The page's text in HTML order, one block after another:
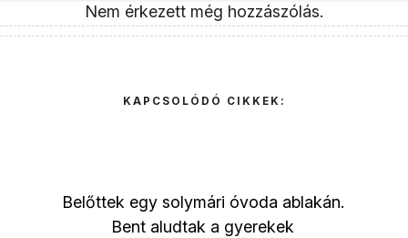
Nem érkezett még hozzászólás.
KAPCSOLÓDÓ CIKKEK:
Belőttek egy solymári óvoda ablakán.
Bent aludtak a gyerekek